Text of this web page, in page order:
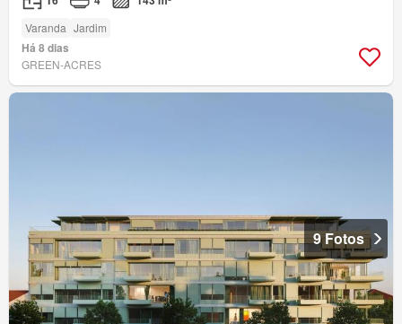
Varanda Jardim
Há 8 dias
GREEN-ACRES
9 Fotos